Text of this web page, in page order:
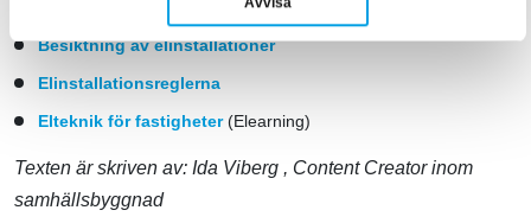
Besiktning av elinstallationer
Elinstallationsreglerna
Elteknik för fastigheter(Elearning)
Texten är skriven av: Ida Viberg , Content Creator inom
samhällsbyggnad